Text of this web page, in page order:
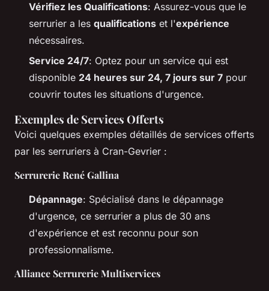
Vérifiez les Qualifications: Assurez-vous que le
serrurier a les qualifications et l'expérience
nécessaires.
Service 24/7: Optez pour un service qui est
disponible 24 heures sur 24, 7 jours sur 7 pour
couvrir toutes les situations d'urgence.
Exemples de Services Offerts
Voici quelques exemples détaillés de services offerts
par les serruriers à Cran-Gevrier :
Serrurerie René Gallina
Dépannage: Spécialisé dans le dépannage
d'urgence, ce serrurier a plus de 30 ans
d'expérience et est reconnu pour son
professionnalisme.
Alliance Serrurerie Multiservices